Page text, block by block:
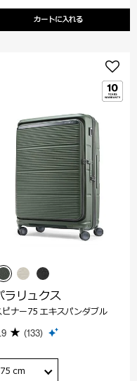
カートに入れる
ラリュクス
ピナー75 エキスパンダブル
(133)
75 cm